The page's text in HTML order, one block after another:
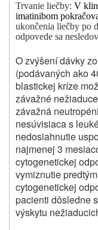
Trvanie liečby: V
imatinibom
ukončenia liečby po
odpovede sa
O zvýšení dávky
(podávaných ako
blastickej kríze
závažné
závažná
nesúvisiaca s
nedosiahnutie
najmenej 3
cytogenetickej
vymiznutie
cytogenetickej
pacienti dôsledne
výskytu